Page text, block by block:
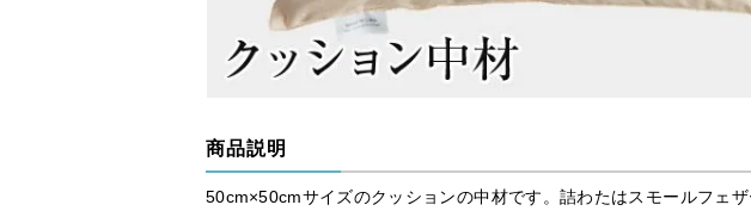
商品説明
50cm×50cmサイズのクッションの中材です。詰わたはスモールフェ